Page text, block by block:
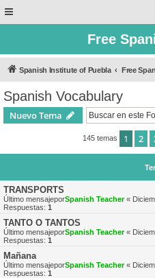
Free
Spanish Institute of Puebla Free
Spanish Vocabulary
Nuevo Tema
145 temas 1 2
TRANSPORTS
Último mensajeporSpanish Teacher«
Respuestas: 1
TANTO O TANTOS
Último mensajeporSpanish Teacher«
Respuestas: 1
Mañana
Último mensajeporSpanish Teacher«
Respuestas: 1